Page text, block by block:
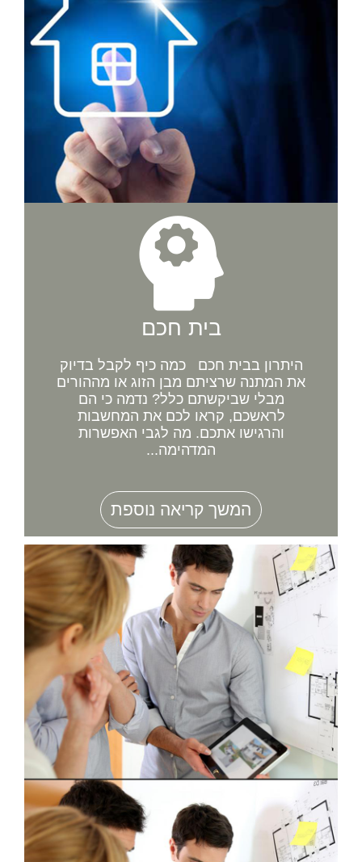
בית חכם
היתרון בבית חכם כמה כיף לקבל בדיוק
את המתנה שרציתם מבן הזוג או מההורים
מבלי שביקשתם כלל? נדמה כי הם
לראשכם, קראו לכם את המחשבות
והרגישו אתכם. מה לגבי האפשרות
המדהימה...
המשך קריאה נוספת